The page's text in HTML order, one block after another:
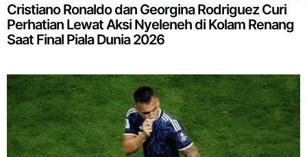
Cristiano Ronaldo dan Georgina Rodriguez Curi
Perhatian Lewat Aksi Nyeleneh di Kolam Renang
Saat Final Piala Dunia 2026